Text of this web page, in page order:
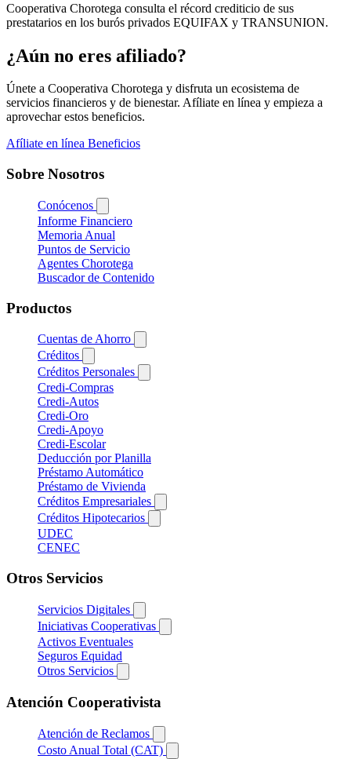
Cooperativa Chorotega consulta el récord crediticio de sus
prestatarios en los burós privados EQUIFAX y TRANSUNION.
¿Aún no eres afiliado?
Únete a Cooperativa Chorotega y disfruta un ecosistema de
servicios financieros y de bienestar. Afíliate en línea y empieza a
aprovechar estos beneficios.
Afíliate en línea Beneficios
Sobre Nosotros
Conócenos
Informe Financiero
Memoria Anual
Puntos de Servicio
Agentes Chorotega
Buscador de Contenido
Productos
Cuentas de Ahorro
Créditos
Créditos Personales
Credi-Compras
Credi-Autos
Credi-Oro
Credi-Apoyo
Credi-Escolar
Deducción por Planilla
Préstamo Automático
Préstamo de Vivienda
Créditos Empresariales
Créditos Hipotecarios
UDEC
CENEC
Otros Servicios
Servicios Digitales
Iniciativas Cooperativas
Activos Eventuales
Seguros Equidad
Otros Servicios
Atención Cooperativista
Atención de Reclamos
Costo Anual Total (CAT)